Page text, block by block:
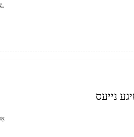
אויב איר דאַרפֿן מער אינפֿאָרמאַציע אָדער אנדערע רעדוקציע ראַציע ביטע קאָנטאַקט אונדז.
נייעס